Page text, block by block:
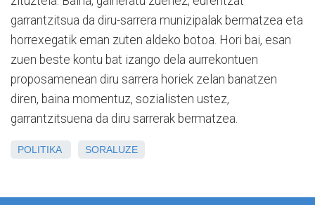
garrantzitsua da diru-sarrera munizipalak bermatzea eta
horrexegatik eman zuten aldeko botoa. Hori bai, esan
zuen beste kontu bat izango dela aurrekontuen
proposamenean diru sarrera horiek zelan banatzen
diren, baina momentuz, sozialisten ustez,
garrantzitsuena da diru sarrerak bermatzea.
POLITIKA SORALUZE